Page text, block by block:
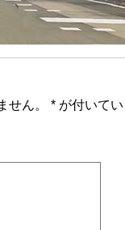
せん。
* が付いてい